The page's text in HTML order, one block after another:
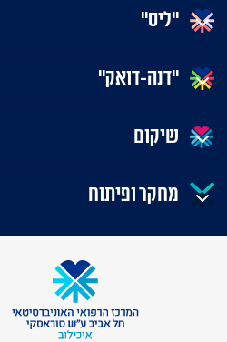
"ליס"
"דנה-דואק"
שיקום
מחקר ופיתוח